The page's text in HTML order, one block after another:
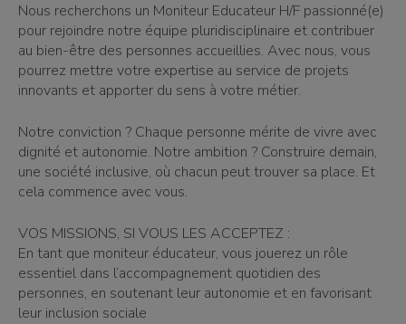
Nous recherchons un Moniteur Educateur H/F passionné(e)
pour rejoindre notre équipe pluridisciplinaire et contribuer
au bien-être des personnes accueillies. Avec nous, vous
pourrez mettre votre expertise au service de projets
innovants et apporter du sens à votre métier.
Notre conviction ? Chaque personne mérite de vivre avec
dignité et autonomie. Notre ambition ? Construire demain,
une société inclusive, où chacun peut trouver sa place. Et
cela commence avec vous.
VOS MISSIONS, SI VOUS LES ACCEPTEZ :
En tant que moniteur éducateur, vous jouerez un rôle
essentiel dans l’accompagnement quotidien des
personnes, en soutenant leur autonomie et en favorisant
leur inclusion sociale